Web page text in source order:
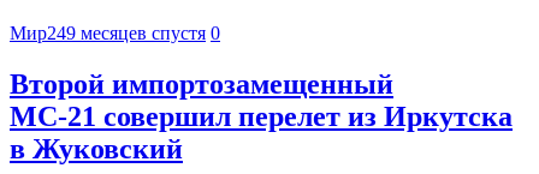
Мир249 месяцев спустя 0
Второй импортозамещенный
МС-21 совершил перелет из Иркутска
в Жуковский